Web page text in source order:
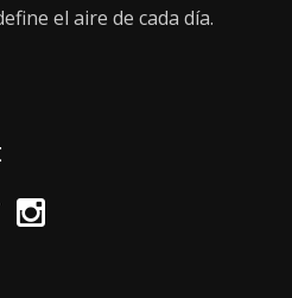
el aire de cada día.